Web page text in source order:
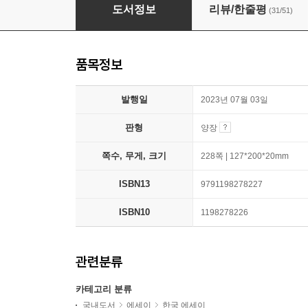
끝내주는 인생
도서정보 리뷰/한줄평 (31/51)
품목정보
발행일 2023년 07월 03일
판형 양장
쪽수, 무게, 크기 228쪽 | 127*200*20mm
ISBN13 9791198278227
ISBN10 1198278226
관련분류
카테고리 분류
국내도서 에세이 한국 에세이